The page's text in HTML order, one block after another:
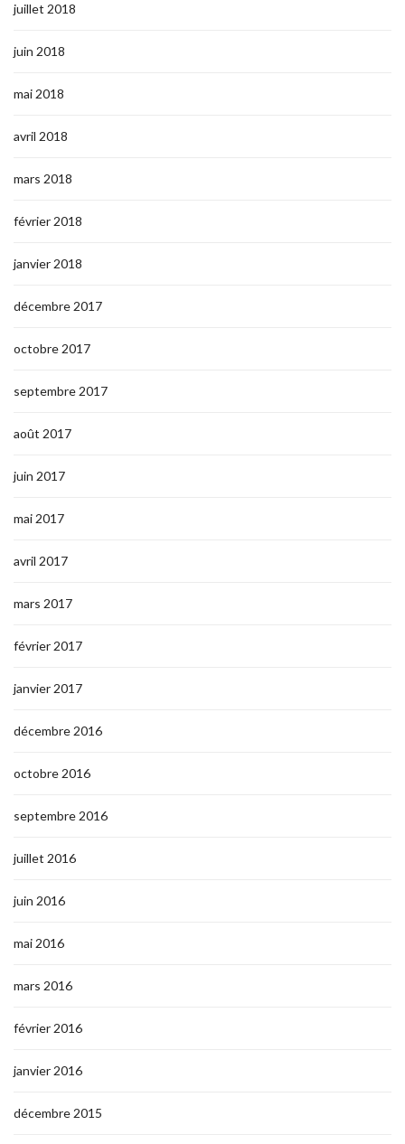
juillet 2018
juin 2018
mai 2018
avril 2018
mars 2018
février 2018
janvier 2018
décembre 2017
octobre 2017
septembre 2017
août 2017
juin 2017
mai 2017
avril 2017
mars 2017
février 2017
janvier 2017
décembre 2016
octobre 2016
septembre 2016
juillet 2016
juin 2016
mai 2016
mars 2016
février 2016
janvier 2016
décembre 2015